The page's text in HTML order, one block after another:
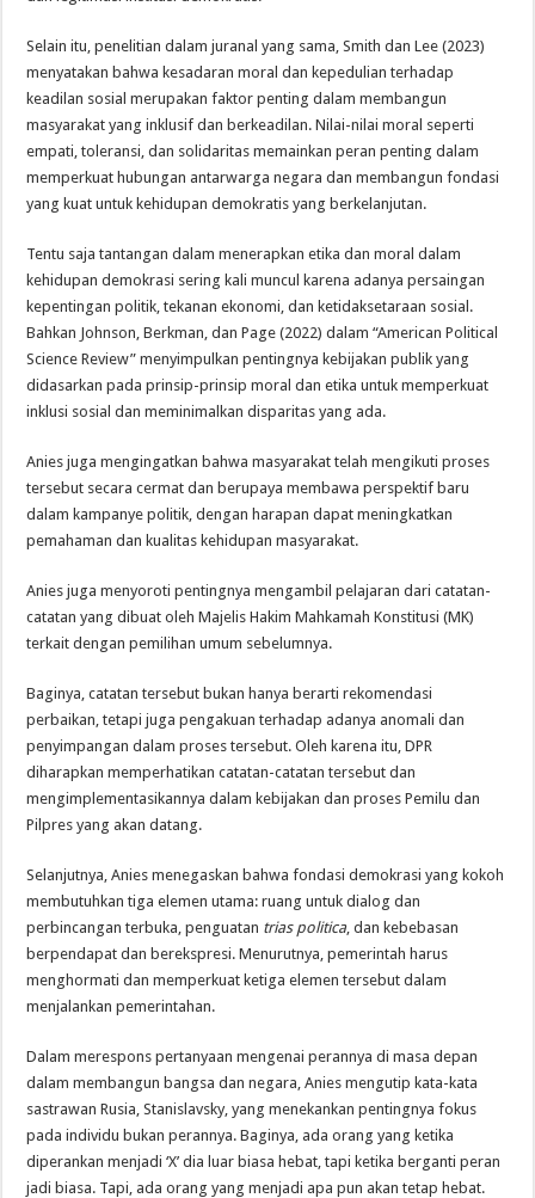
Selain itu, penelitian dalam juranal yang sama, Smith dan Lee (2023)
menyatakan bahwa kesadaran moral dan kepedulian terhadap
keadilan sosial merupakan faktor penting dalam membangun
masyarakat yang inklusif dan berkeadilan. Nilai-nilai moral seperti
empati, toleransi, dan solidaritas memainkan peran penting dalam
memperkuat hubungan antarwarga negara dan membangun fondasi
yang kuat untuk kehidupan demokratis yang berkelanjutan.
Tentu saja tantangan dalam menerapkan etika dan moral dalam
kehidupan demokrasi sering kali muncul karena adanya persaingan
kepentingan politik, tekanan ekonomi, dan ketidaksetaraan sosial.
Bahkan Johnson, Berkman, dan Page (2022) dalam “American Political
Science Review” menyimpulkan pentingnya kebijakan publik yang
didasarkan pada prinsip-prinsip moral dan etika untuk memperkuat
inklusi sosial dan meminimalkan disparitas yang ada.
Anies juga mengingatkan bahwa masyarakat telah mengikuti proses
tersebut secara cermat dan berupaya membawa perspektif baru
dalam kampanye politik, dengan harapan dapat meningkatkan
pemahaman dan kualitas kehidupan masyarakat.
Anies juga menyoroti pentingnya mengambil pelajaran dari catatan-
catatan yang dibuat oleh Majelis Hakim Mahkamah Konstitusi (MK)
terkait dengan pemilihan umum sebelumnya.
Baginya, catatan tersebut bukan hanya berarti rekomendasi
perbaikan, tetapi juga pengakuan terhadap adanya anomali dan
penyimpangan dalam proses tersebut. Oleh karena itu, DPR
diharapkan memperhatikan catatan-catatan tersebut dan
mengimplementasikannya dalam kebijakan dan proses Pemilu dan
Pilpres yang akan datang.
Selanjutnya, Anies menegaskan bahwa fondasi demokrasi yang kokoh
membutuhkan tiga elemen utama: ruang untuk dialog dan
perbincangan terbuka, penguatan trias politica, dan kebebasan
berpendapat dan berekspresi. Menurutnya, pemerintah harus
menghormati dan memperkuat ketiga elemen tersebut dalam
menjalankan pemerintahan.
Dalam merespons pertanyaan mengenai perannya di masa depan
dalam membangun bangsa dan negara, Anies mengutip kata-kata
sastrawan Rusia, Stanislavsky, yang menekankan pentingnya fokus
pada individu bukan perannya. Baginya, ada orang yang ketika
diperankan menjadi ‘X’ dia luar biasa hebat, tapi ketika berganti peran
jadi biasa. Tapi, ada orang yang menjadi apa pun akan tetap hebat.